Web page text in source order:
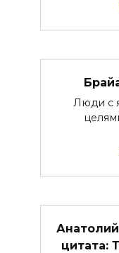
Люди с
цитата: